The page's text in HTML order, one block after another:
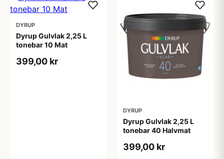
DYRUP
Dyrup Gulvlak 2,25 L
tonebar 10 Mat
399,00 kr
DYRUP
Dyrup Gulvlak 2,25 L
tonebar 40 Halvmat
399,00 kr